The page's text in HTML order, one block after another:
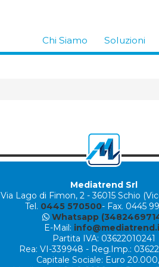
Chi Siamo Soluzioni
Mediatrend Srl
Via Lago di Fimon, 2 - 36015 Schio
Tel. 0445 570500- Fax. 0445
Whatsapp
E-Mail:
Partita IVA: 03622010241
Rea: VI-339948 - Reg.Imp.:
Capitale Sociale: Euro